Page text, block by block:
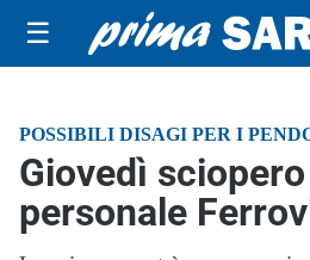
☰
POSSIBILI DISAGI PER I
Giovedì
personale